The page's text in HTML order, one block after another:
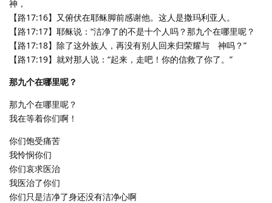
神，
【路17:16】又俯伏在耶稣脚前感谢他。这人是撒玛利亚人。
【路17:17】耶稣说：“洁净了的不是十个人吗？那九个在哪里呢？
【路17:18】除了这外族人，再没有别人回来归荣耀与 神吗？”
【路17:19】就对那人说：“起来，走吧！你的信救了你了。”
那九个在哪里呢？
那九个在哪里呢？
我在等着你们啊！
你们饱受痛苦
我怜悯你们
你们哀求医治
我医治了你们
你们只是洁净了身还没有洁净心啊